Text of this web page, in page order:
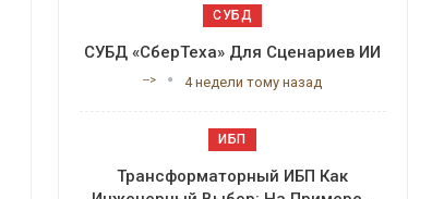
СУБД
СУБД «СберТеха» Для Сценариев ИИ
--> 4 недели тому назад
ИБП
Трансформаторный ИБП Как